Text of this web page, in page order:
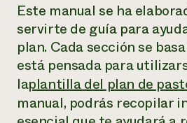
Este manual se ha
servirte de guía para
plan. Cada sección se
está pensada para
laplantilla del plan de
manual, podrás recopilar